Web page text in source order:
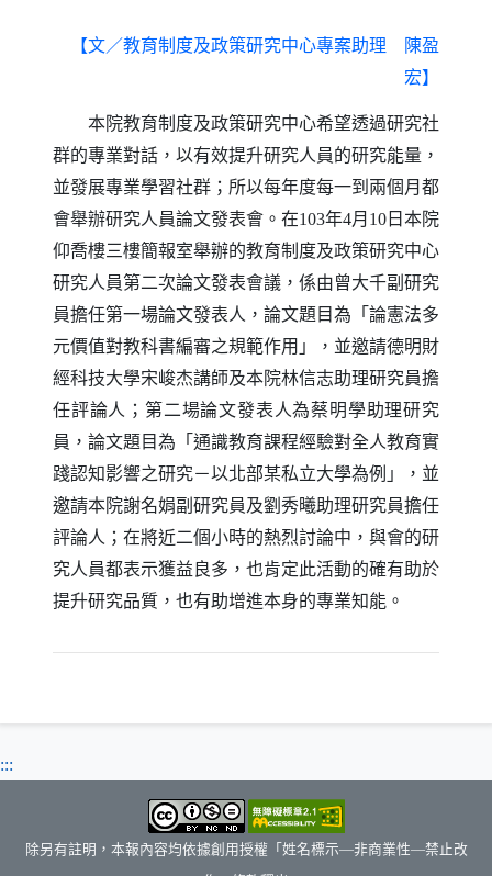
【文／教育制度及政策研究中心專案助理 陳盈
宏】
本院教育制度及政策研究中心希望透過研究社
群的專業對話，以有效提升研究人員的研究能量，
並發展專業學習社群；所以每年度每一到兩個月都
會舉辦研究人員論文發表會。在103年4月10日本院
仰喬樓三樓簡報室舉辦的教育制度及政策研究中心
研究人員第二次論文發表會議，係由曾大千副研究
員擔任第一場論文發表人，論文題目為「論憲法多
元價值對教科書編審之規範作用」，並邀請德明財
經科技大學宋峻杰講師及本院林信志助理研究員擔
任評論人；第二場論文發表人為蔡明學助理研究
員，論文題目為「通識教育課程經驗對全人教育實
踐認知影響之研究－以北部某私立大學為例」，並
邀請本院謝名娟副研究員及劉秀曦助理研究員擔任
評論人；在將近二個小時的熱烈討論中，與會的研
究人員都表示獲益良多，也肯定此活動的確有助於
提升研究品質，也有助增進本身的專業知能。
:::
除另有註明，本報內容均依據創用授權「姓名標示—非商業性—禁止改